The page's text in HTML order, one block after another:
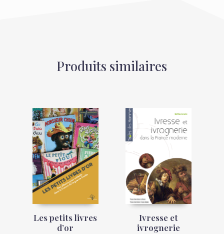
Produits similaires
Les petits livres
d’or
Ivresse et
ivrognerie